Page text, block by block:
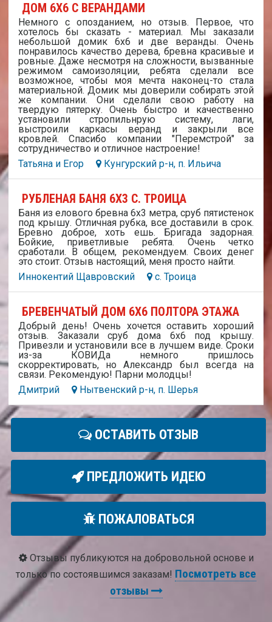
ДОМ 6Х6 С ВЕРАНДАМИ
Немного с опозданием, но отзыв. Первое, что
хотелось бы сказать - материал. Мы заказали
небольшой домик 6х6 и две веранды. Очень
понравилось качество дерева, бревна красивые и
ровные. Даже несмотря на сложности, вызванные
режимом самоизоляции, ребята сделали все
возможное, чтобы моя мечта наконец-то стала
материальной. Домик мы доверили собирать этой
же компании. Они сделали свою работу на
твердую пятерку. Очень быстро и качественно
установили стропильнрую систему, лаги,
выстроили каркасы веранд и закрыли все
кровлей. Спасибо компании "Перемстрой" за
сотрудничество и отличное настроение!
Татьяна и Егор
Кунгурский р-н, п. Ильича
РУБЛЕНАЯ БАНЯ 6Х3 С. ТРОИЦА
Баня из елового бревна 6х3 метра, сруб пятистенок
под крышу. Отличная рубка, все доставили в срок.
Бревно доброе, хоть ешь. Бригада задорная.
Бойкие, приветливые ребята. Очень четко
сработали. В общем, рекомендуем. Своих денег
это стоит. Отзыв настоящий, меня просто найти.
Иннокентий Щавровский
с. Троица
БРЕВЕНЧАТЫЙ ДОМ 6Х6 ПОЛТОРА ЭТАЖА
Добрый день! Очень хочется оставить хороший
отзыв. Заказали сруб дома 6х6 под крышу.
Привезли и установили все в лучшем виде. Сроки
из-за КОВИДа немного пришлось
скорректировать, но Александр был всегда на
связи. Рекомендую! Парни молодцы!
Дмитрий
Нытвенский р-н, п. Шерья
ОСТАВИТЬ ОТЗЫВ
ПРЕДЛОЖИТЬ ИДЕЮ
ПОЖАЛОВАТЬСЯ
Отзывы публикуются на добровольной основе и
только по состоявшимся заказам! Посмотреть все
отзывы